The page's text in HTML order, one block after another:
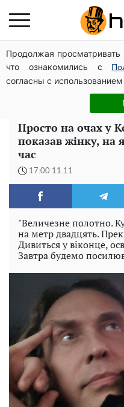
Продолжая
что ознакомились с
согласны с
Чи може Поштова
входу до історичного
Олена Тополя злив
"Антитіла" Тарас
Просто на очах у
показав жінку, на
час
17:00 11.11
"Величезне полотно.
на метр двадцять.
Дивиться у віконце,
Завтра будемо